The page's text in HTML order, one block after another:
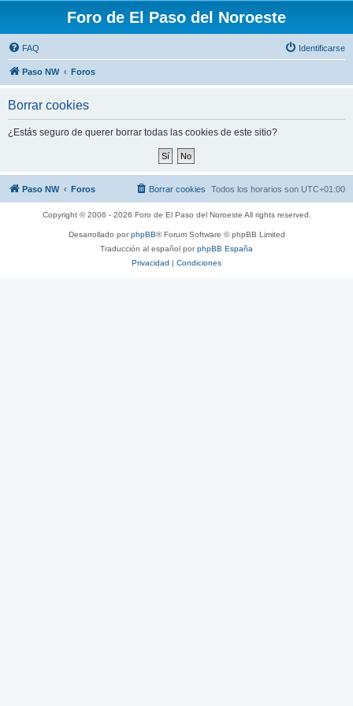
Foro de El Paso del Noroeste
FAQ Identificarse
Paso NW Foros
Borrar cookies
¿Estás seguro de querer borrar todas las cookies de este sitio?
Paso NW Foros Todos los horarios son UTC+01:00
Borrar cookies
Copyright © 2006 - 2026 Foro de El Paso del Noroeste All rights reserved.
Desarrollado porphpBB® Forum Software © phpBB Limited
Traducción al español porphpBB España
Privacidad | Condiciones